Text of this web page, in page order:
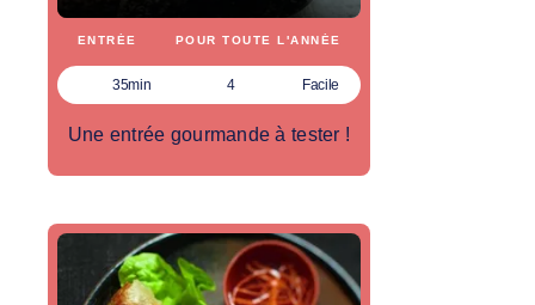
ENTRÉE POUR TOUTE L'ANNÉE
35min 4 Facile
Une entrée gourmande à tester !